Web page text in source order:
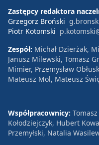
Zastępcy redaktora
Grzegorz Broński
Piotr Kotomski
Zespół: Michał Dzierżak,
Janusz Milewski, Tomasz
Mimier, Przemysław
Mateusz Mol, Mateusz
Współpracownicy:
Kołodziejczyk, Hubert
Przemyłski, Natalia